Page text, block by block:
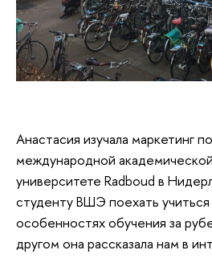
Анастасия изучала маркетинг
международной
университете Radboud в
студенту ВШЭ поехать учиться
особенностях обучения за
другом она рассказала нам в